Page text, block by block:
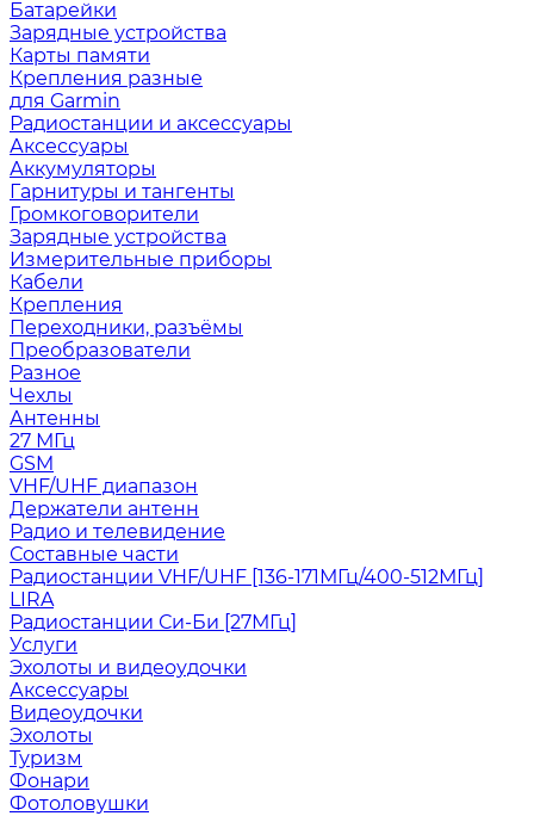
Батарейки
Зарядные устройства
Карты памяти
Крепления разные
для Garmin
Радиостанции и аксессуары
Аксессуары
Аккумуляторы
Гарнитуры и тангенты
Громкоговорители
Зарядные устройства
Измерительные приборы
Кабели
Крепления
Переходники, разъёмы
Преобразователи
Разное
Чехлы
Антенны
27 МГц
GSM
VHF/UHF диапазон
Держатели антенн
Радио и телевидение
Составные части
Радиостанции VHF/UHF [136-171МГц/400-512МГц]
LIRA
Радиостанции Си-Би [27МГц]
Услуги
Эхолоты и видеоудочки
Аксессуары
Видеоудочки
Эхолоты
Туризм
Фонари
Фотоловушки